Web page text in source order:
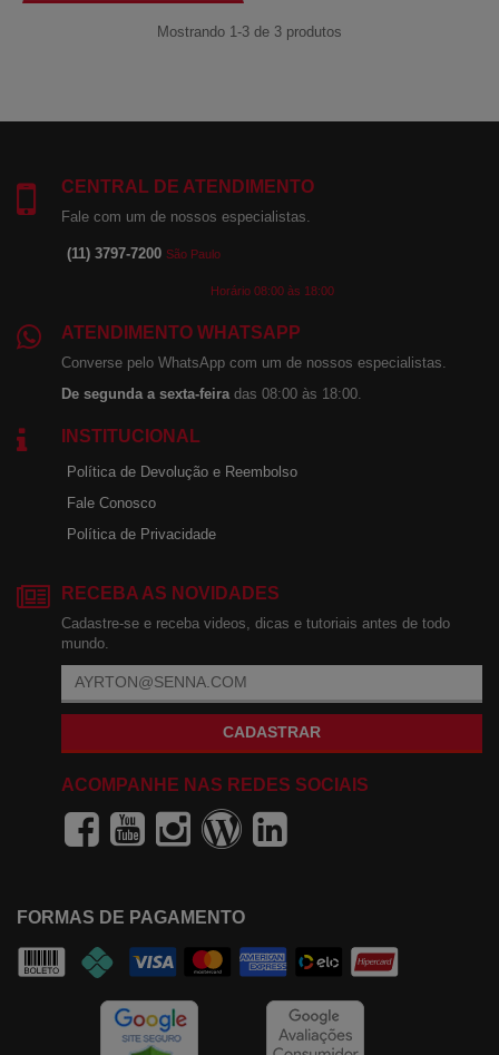
Mostrando 1-3 de 3 produtos
CENTRAL DE ATENDIMENTO
Fale com um de nossos especialistas.
(11) 3797-7200 São Paulo
Horário 08:00 às 18:00
ATENDIMENTO WHATSAPP
Converse pelo WhatsApp com um de nossos especialistas.
De segunda a sexta-feira das 08:00 às 18:00.
INSTITUCIONAL
Política de Devolução e Reembolso
Fale Conosco
Política de Privacidade
RECEBA AS NOVIDADES
Cadastre-se e receba videos, dicas e tutoriais antes de todo
mundo.
CADASTRAR
ACOMPANHE NAS REDES SOCIAIS
FORMAS DE PAGAMENTO